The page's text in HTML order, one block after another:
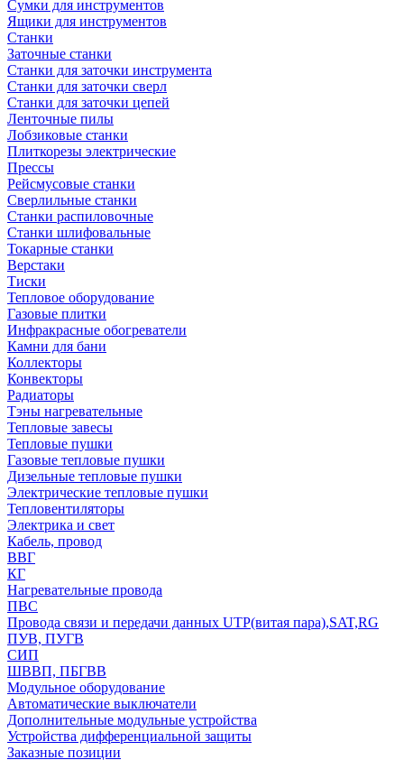
Сумки для инструментов
Ящики для инструментов
Станки
Заточные станки
Станки для заточки инструмента
Станки для заточки сверл
Станки для заточки цепей
Ленточные пилы
Лобзиковые станки
Плиткорезы электрические
Прессы
Рейсмусовые станки
Сверлильные станки
Станки распиловочные
Станки шлифовальные
Токарные станки
Верстаки
Тиски
Тепловое оборудование
Газовые плитки
Инфракрасные обогреватели
Камни для бани
Коллекторы
Конвекторы
Радиаторы
Тэны нагревательные
Тепловые завесы
Тепловые пушки
Газовые тепловые пушки
Дизельные тепловые пушки
Электрические тепловые пушки
Тепловентиляторы
Электрика и свет
Кабель, провод
ВВГ
КГ
Нагревательные провода
ПВС
Провода связи и передачи данных UTP(витая пара),SAT,RG
ПУВ, ПУГВ
СИП
ШВВП, ПБГВВ
Модульное оборудование
Автоматические выключатели
Дополнительные модульные устройства
Устройства дифференциальной защиты
Заказные позиции